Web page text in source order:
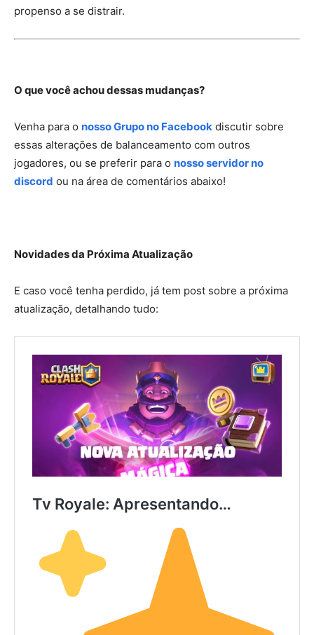
propenso a se distrair.
O que você achou dessas mudanças?
Venha para o nosso Grupo no Facebook discutir sobre
essas alterações de balanceamento com outros
jogadores, ou se preferir para o nosso servidor no
discord ou na área de comentários abaixo!
Novidades da Próxima Atualização
E caso você tenha perdido, já tem post sobre a próxima
atualização, detalhando tudo: